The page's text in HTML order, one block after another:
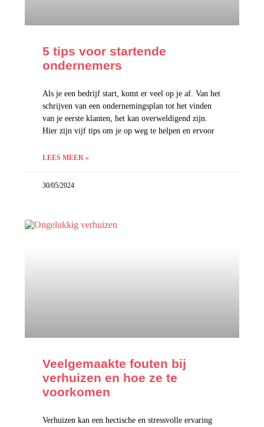
5 tips voor startende
ondernemers
Als je een bedrijf start, komt er veel op je af. Van het
schrijven van een ondernemingsplan tot het vinden
van je eerste klanten, het kan overweldigend zijn.
Hier zijn vijf tips om je op weg te helpen en ervoor
LEES MEER »
30/05/2024
Veelgemaakte fouten bij
verhuizen en hoe ze te
voorkomen
Verhuizen kan een hectische en stressvolle ervaring